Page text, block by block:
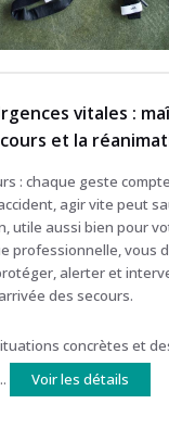
vitales :
et la
: chaque geste
agir vite peut
utile aussi bien pour
professionnelle, vous
alerter et
des secours.
concrètes et
Voir les détails